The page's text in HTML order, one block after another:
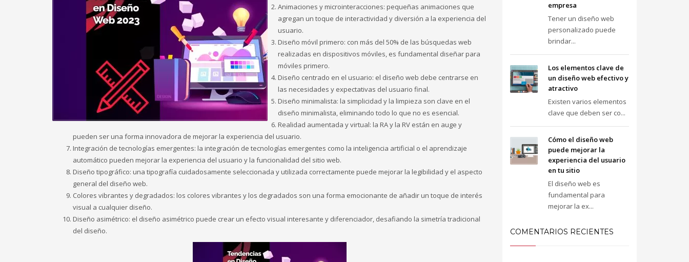
Animaciones y microinteracciones: pequeñas animaciones que
agregan un toque de interactividad y diversión a la experiencia del
usuario.
Diseño móvil primero: con más del 50% de las búsquedas web
realizadas en dispositivos móviles, es fundamental diseñar para
móviles primero.
Diseño centrado en el usuario: el diseño web debe centrarse en
las necesidades y expectativas del usuario final.
Diseño minimalista: la simplicidad y la limpieza son clave en el
diseño minimalista, eliminando todo lo que no es esencial.
Realidad aumentada y virtual: la RA y la RV están en auge y
pueden ser una forma innovadora de mejorar la experiencia del usuario.
Integración de tecnologías emergentes: la integración de tecnologías emergentes como la inteligencia artificial o el aprendizaje
automático pueden mejorar la experiencia del usuario y la funcionalidad del sitio web.
Diseño tipográfico: una tipografía cuidadosamente seleccionada y utilizada correctamente puede mejorar la legibilidad y el aspecto
general del diseño web.
Colores vibrantes y degradados: los colores vibrantes y los degradados son una forma emocionante de añadir un toque de interés
visual a cualquier diseño.
Diseño asimétrico: el diseño asimétrico puede crear un efecto visual interesante y diferenciador, desafiando la simetría tradicional
del diseño.
empresa
Tener un diseño web
personalizado puede
brindar...
Los elementos clave de
un diseño web efectivo y
atractivo
Existen varios elementos
clave que deben ser co...
Cómo el diseño web
puede mejorar la
experiencia del usuario
en tu sitio
El diseño web es
fundamental para
mejorar la ex...
COMENTARIOS RECIENTES